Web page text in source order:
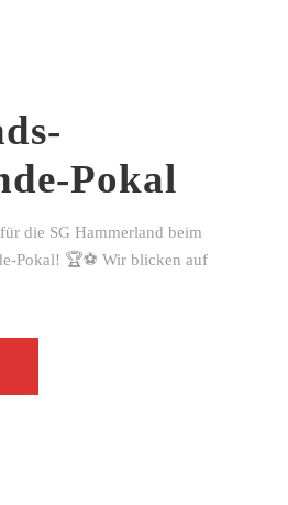
Pokal
die SG Hammerland beim
Pokal! 🏆⚽ Wir blicken auf